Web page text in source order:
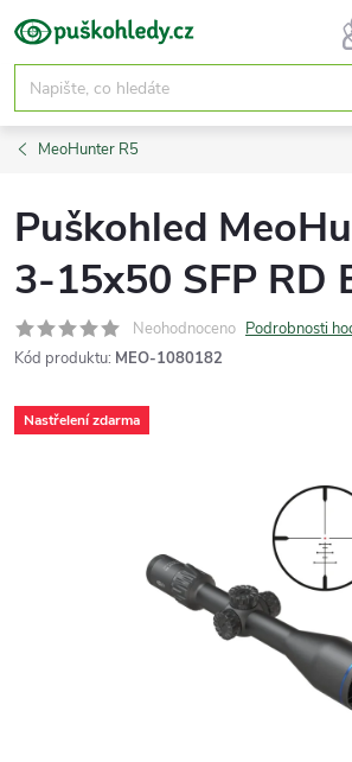
Přejít
na
obsah
MeoHunter R5
Puškohled
3-15x50 SFP RD
Neohodnoceno Podrobnosti
Kód produktu: MEO-1080182
Nastřelení zdarma